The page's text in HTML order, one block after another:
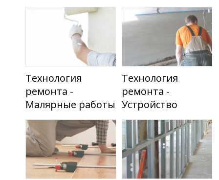
Технология
ремонта -
Малярные работы
Технология
ремонта -
Устройство
стяжки и
гидроизоляции